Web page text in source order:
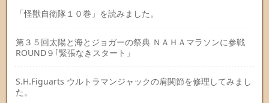
「怪獣自衛隊１０巻」を読みました。
第３５回太陽と海とジョガーの祭典 ＮＡＨＡマラソンに参戦
ROUND９｢緊張なきスタート」
S.H.Figuarts ウルトラマンジャックの肩関節を修理してみまし
た。